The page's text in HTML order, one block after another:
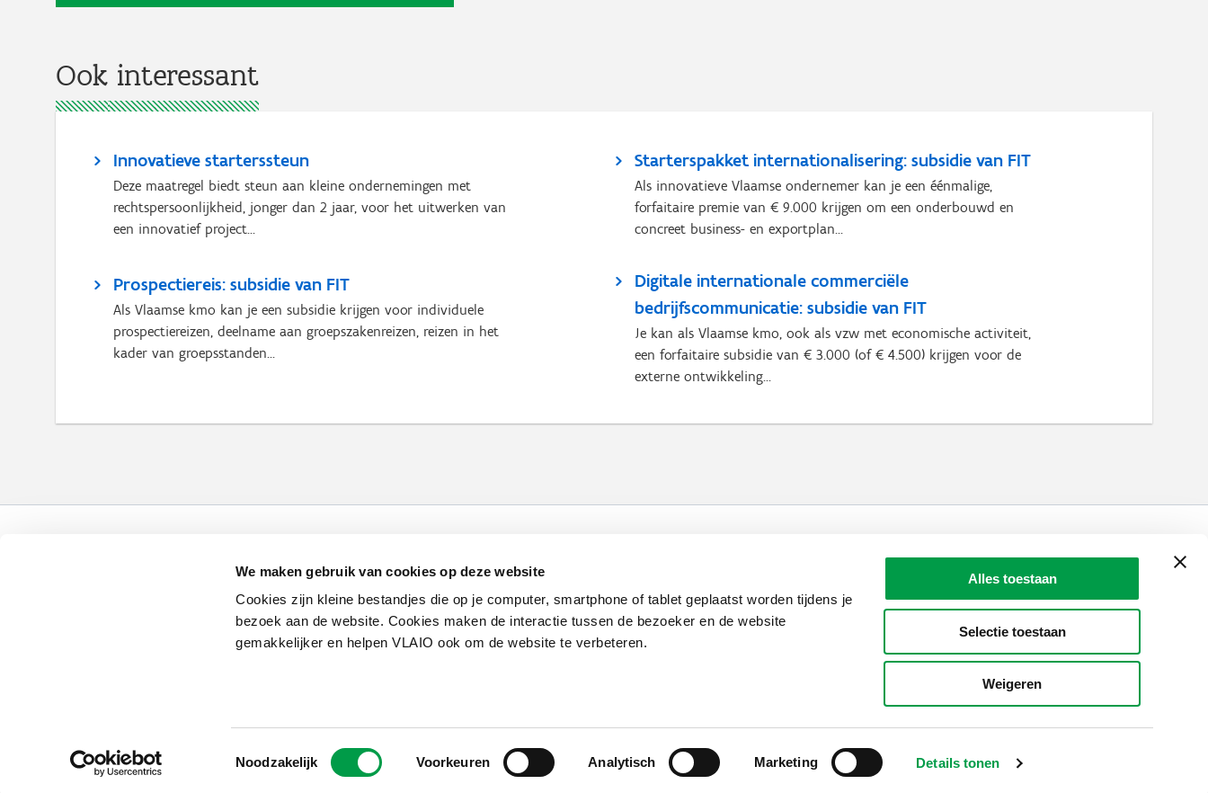
We maken gebruik van cookies op deze website
Cookies zijn kleine bestandjes die op je computer, smartphone of tablet geplaatst worden tijdens je
bezoek aan de website. Cookies maken de interactie tussen de bezoeker en de website
gemakkelijker en helpen VLAIO ook om de website te verbeteren.
Toestemmingsselectie
Noodzakelijk Voorkeuren Analytisch Marketing Details tonen
Alles toestaan
Selectie toestaan
Weigeren
Ook interessant
Innovatieve starterssteun
Deze maatregel biedt steun aan kleine ondernemingen met
rechtspersoonlijkheid, jonger dan 2 jaar, voor het uitwerken van
een innovatief project...
Starterspakket internationalisering: subsidie van FIT
Als innovatieve Vlaamse ondernemer kan je een éénmalige,
forfaitaire premie van € 9.000 krijgen om een onderbouwd en
concreet business- en exportplan...
Prospectiereis: subsidie van FIT
Als Vlaamse kmo kan je een subsidie krijgen voor individuele
prospectiereizen, deelname aan groepszakenreizen, reizen in het
kader van groepsstanden...
Digitale internationale commerciële
bedrijfscommunicatie: subsidie van FIT
Je kan als Vlaamse kmo, ook als vzw met economische activiteit,
een forfaitaire subsidie van € 3.000 (of € 4.500) krijgen voor de
externe ontwikkeling...
Communicatieverplichtingen & logo'sKlachten, meldingen & fraudebestrijding
Vlaio.be is een officiële website van de Vlaamse overheid
uitgegeven door VLAIO